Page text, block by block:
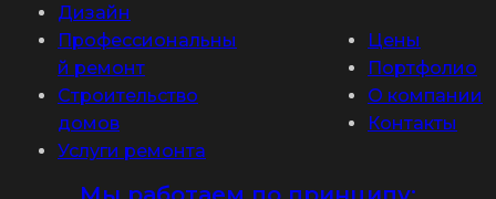
Дизайн
Профессиональны
й ремонт
Строительство
домов
Услуги ремонта
Цены
Портфолио
О компании
Контакты